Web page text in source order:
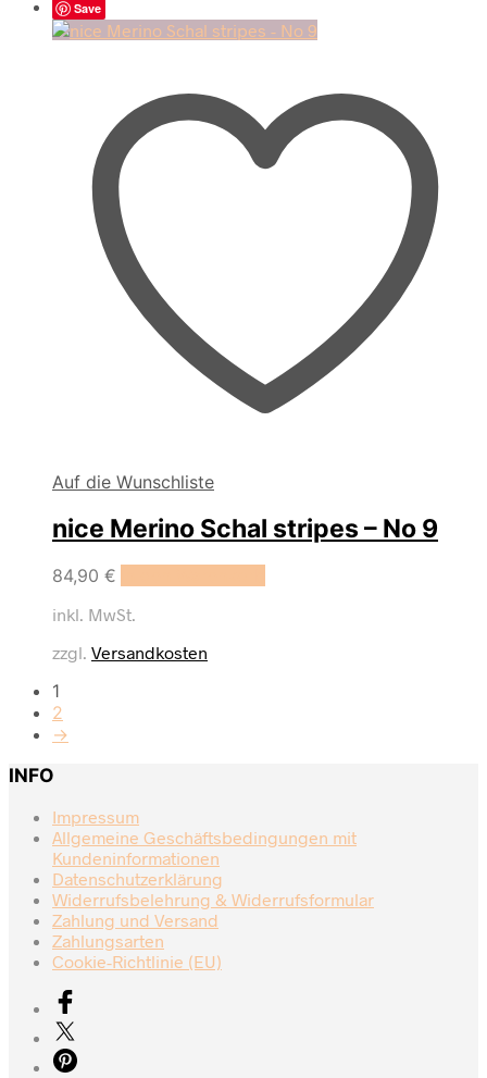
Save
Auf die Wunschliste
nice Merino Schal stripes – No 9
84,90 €
inkl. MwSt.
zzgl. Versandkosten
1
2
→
INFO
Impressum
Allgemeine Geschäftsbedingungen mit
Kundeninformationen
Datenschutzerklärung
Widerrufsbelehrung & Widerrufsformular
Zahlung und Versand
Zahlungsarten
Cookie-Richtlinie (EU)